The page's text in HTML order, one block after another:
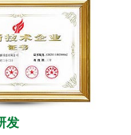
发